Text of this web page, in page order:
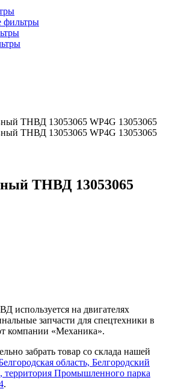
фильтры
ТНВД 13053065
используется на двигателях
запчасти для спецтехники в
компании «Механика».
забрать товар со склада нашей
область, Белгородский
территория Промышленного парка
.